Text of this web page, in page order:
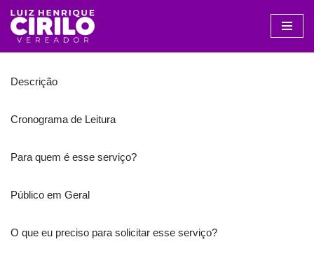
Avançar
para
conteúdo
Descrição
Cronograma de Leitura
Para quem é esse serviço?
Público em Geral
O que eu preciso para solicitar esse serviço?